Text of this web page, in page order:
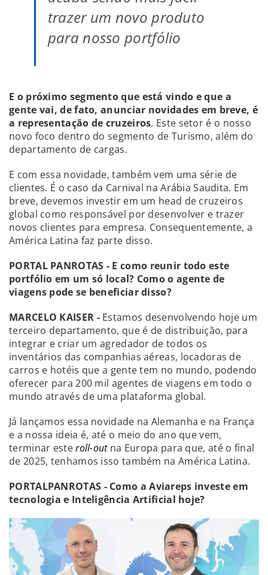
trazer um novo produto
para nosso portfólio
E o próximo segmento que está vindo e que a
gente vai, de fato, anunciar novidades em breve, é
a representação de cruzeiros. Este setor é o nosso
novo foco dentro do segmento de Turismo, além do
departamento de cargas.
E com essa novidade, também vem uma série de
clientes. É o caso da Carnival na Arábia Saudita. Em
breve, devemos investir em um head de cruzeiros
global como responsável por desenvolver e trazer
novos clientes para empresa. Consequentemente, a
América Latina faz parte disso.
PORTAL PANROTAS - E como reunir todo este
portfólio em um só local? Como o agente de
viagens pode se beneficiar disso?
MARCELO KAISER - Estamos desenvolvendo hoje um
terceiro departamento, que é de distribuição, para
integrar e criar um agredador de todos os
inventários das companhias aéreas, locadoras de
carros e hotéis que a gente tem no mundo, podendo
oferecer para 200 mil agentes de viagens em todo o
mundo através de uma plataforma global.
Já lançamos essa novidade na Alemanha e na França
e a nossa ideia é, até o meio do ano que vem,
terminar esteroll-outna Europa para que, até o final
de 2025, tenhamos isso também na América Latina.
PORTALPANROTAS - Como a Aviareps investe em
tecnologia e Inteligência Artificial hoje?